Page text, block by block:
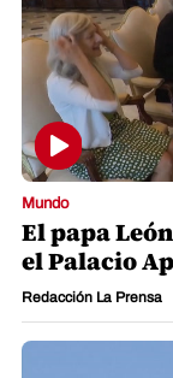
Mundo
El papa
el Palacio
Redacción La Prensa